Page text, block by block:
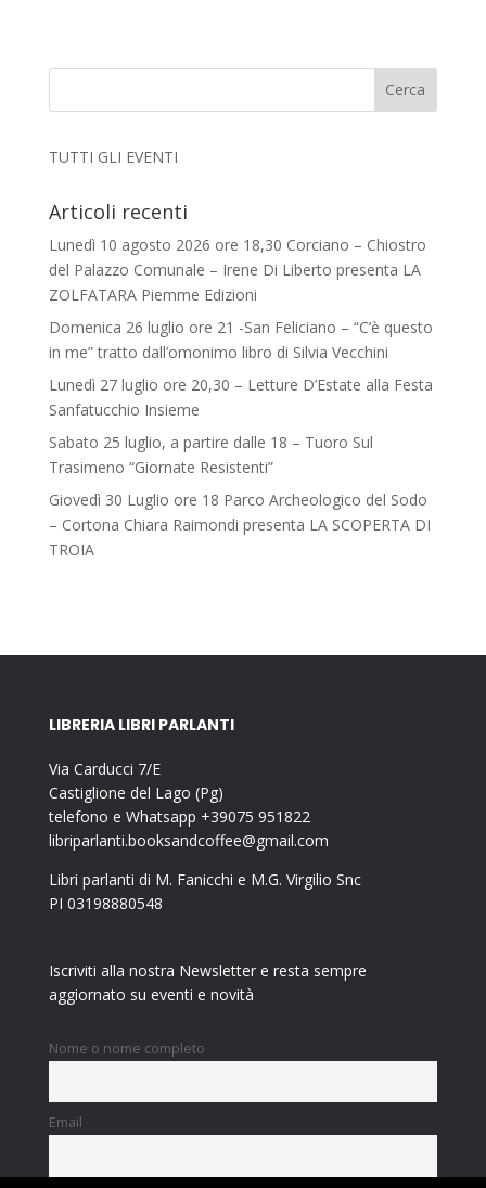
TUTTI GLI EVENTI
Articoli recenti
Lunedì 10 agosto 2026 ore 18,30 Corciano – Chiostro
del Palazzo Comunale – Irene Di Liberto presenta LA
ZOLFATARA Piemme Edizioni
Domenica 26 luglio ore 21 -San Feliciano – “C’è questo
in me” tratto dall’omonimo libro di Silvia Vecchini
Lunedì 27 luglio ore 20,30 – Letture D’Estate alla Festa
Sanfatucchio Insieme
Sabato 25 luglio, a partire dalle 18 – Tuoro Sul
Trasimeno “Giornate Resistenti”
Giovedì 30 Luglio ore 18 Parco Archeologico del Sodo
– Cortona Chiara Raimondi presenta LA SCOPERTA DI
TROIA
LIBRERIA LIBRI PARLANTI
Via Carducci 7/E
Castiglione del Lago (Pg)
telefono e Whatsapp +39075 951822
libriparlanti.booksandcoffee@gmail.com
Libri parlanti di M. Fanicchi e M.G. Virgilio Snc
PI 03198880548
Iscriviti alla nostra Newsletter e resta sempre
aggiornato su eventi e novità
Nome o nome completo
Email